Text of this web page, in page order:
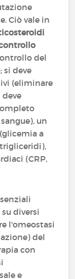
Ciò vale in
del
si deve
(eliminare
un
a
(CRP,
diversi
l'omeostasi
del
con
e